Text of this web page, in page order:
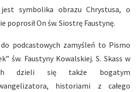
symbolika obrazu Chrystusa, o
poprosił On św. Siostrę Faustynę.
do podcastowych zamyśleń to Pismo
św. Faustyny Kowalskiej. S. Skass w
dzieli się także bogatym
historiami z całego